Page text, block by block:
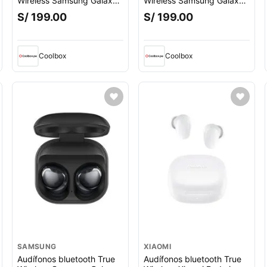
Buds 2 duración máx. 5
horas, cancelación de
S/ 199.00
Coolbox
Buds 2 duración máx. 5
horas, cancelación de
S/ 199.00
Coolbox
SAMSUNG
Audífonos bluetooth True
XIAOMI
Audífonos bluetooth True